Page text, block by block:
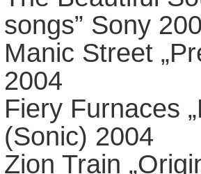
songs” Sony
Manic Street
2004
Fiery Furnaces
(Sonic) 2004
Zion Train